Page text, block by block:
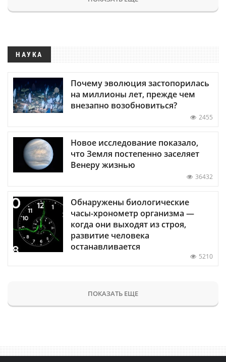
НАУКА
Почему эволюция застопорилась
на миллионы лет, прежде чем
внезапно возобновиться?
2455
Новое исследование показало,
что Земля постепенно заселяет
Венеру жизнью
36432
Обнаружены биологические
часы-хронометр организма —
когда они выходят из строя,
развитие человека
останавливается
5210
ПОКАЗАТЬ ЕЩЕ